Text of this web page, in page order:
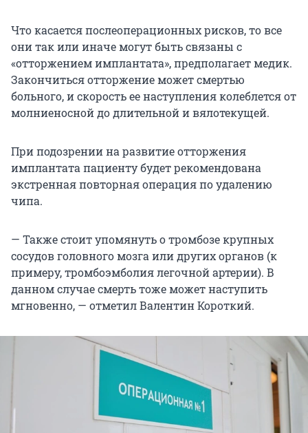
Что касается послеоперационных рисков, то все
они так или иначе могут быть связаны с
«отторжением имплантата», предполагает медик.
Закончиться отторжение может смертью
больного, и скорость ее наступления колеблется от
молниеносной до длительной и вялотекущей.
При подозрении на развитие отторжения
имплантата пациенту будет рекомендована
экстренная повторная операция по удалению
чипа.
— Также стоит упомянуть о тромбозе крупных
сосудов головного мозга или других органов (к
примеру, тромбоэмболия легочной артерии). В
данном случае смерть тоже может наступить
мгновенно, — отметил Валентин Короткий.